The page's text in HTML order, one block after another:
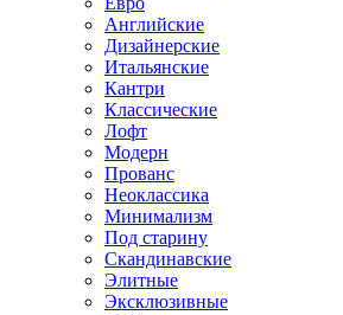
Английские
Дизайнерские
Итальянские
Кантри
Классические
Лофт
Модерн
Прованс
Неоклассика
Минимализм
Под старину
Скандинавские
Элитные
Эксклюзивные